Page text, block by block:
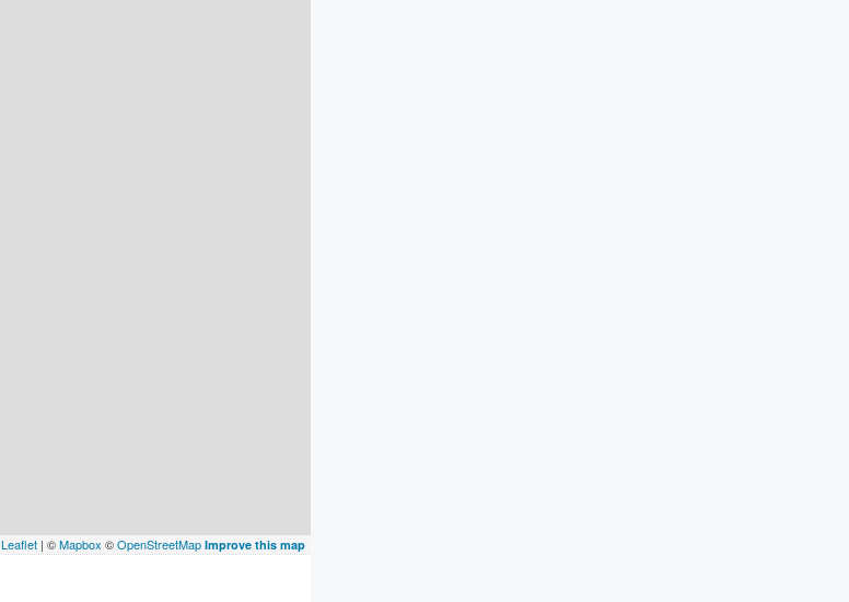
Leaflet | ©Mapbox ©OpenStreetMap Improve this map